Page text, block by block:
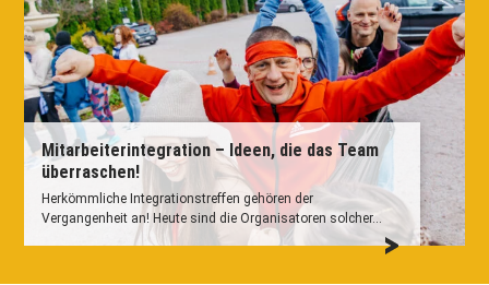
Mitarbeiterintegration – Ideen, die das Team
überraschen!
Herkömmliche Integrationstreffen gehören der
Vergangenheit an! Heute sind die Organisatoren solcher...